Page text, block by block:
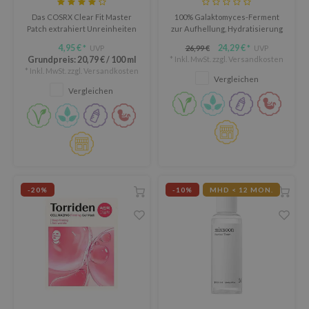
Das COSRX Clear Fit Master
Patch extrahiert Unreinheiten
Schutzbarriere, die
Hautunreinheiten vor
Bakterien und Viren abschirmt
und verhindert, dass sie
4,95 € * UVP
Grundpreis: 20,79 €/ 100 ml
* Inkl. MwSt. zzgl. Versandkosten
Vergleichen
100% Galaktomyces-Ferment
zur Aufhellung, Hydratisierung
26,99 €
24,29 € * UVP
* Inkl. MwSt. zzgl. Versandkosten
Vergleichen
-20% -10% MHD < 12 MON.